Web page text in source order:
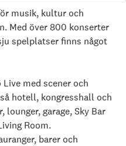
musik, kultur och
Med över 800 konserter
spelplatser finns något
med scener och
hotell, kongresshall och
lounger, garage, Sky Bar
Room.
barer och